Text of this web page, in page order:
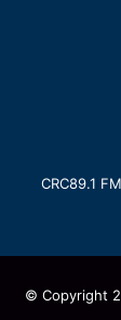
CRC89.1
© Copyright